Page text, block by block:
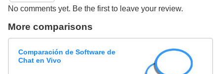
No comments yet. Be the first to leave your review.
More comparisons
Comparación de Software de
Chat en Vivo